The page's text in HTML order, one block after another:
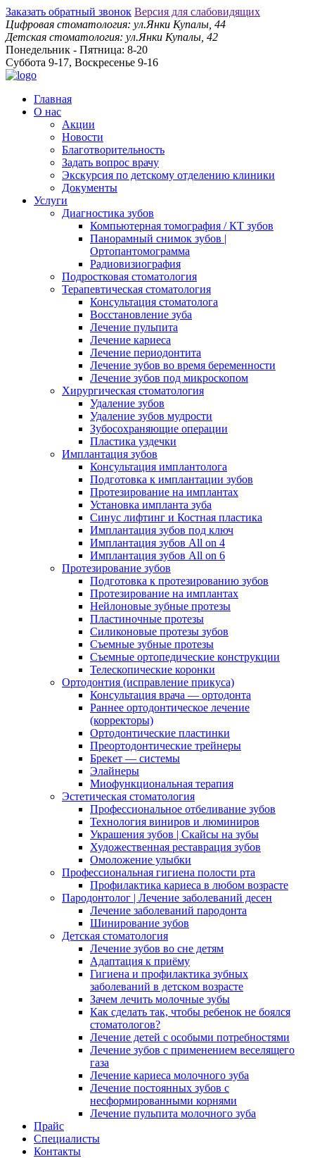
Заказать обратный звонок Версия для слабовидящих
Цифровая стоматология: ул.Янки Купалы, 44
Детская стоматология: ул.Янки Купалы, 42
Понедельник - Пятница: 8-20
Суббота 9-17, Воскресенье 9-16
Главная
О нас
Акции
Новости
Благотворительность
Задать вопрос врачу
Экскурсия по детскому отделению клиники
Документы
Услуги
Диагностика зубов
Компьютерная томография / КТ зубов
Панорамный снимок зубов |
Ортопантомограмма
Радиовизиография
Подростковая стоматология
Терапевтическая стоматология
Консультация стоматолога
Восстановление зуба
Лечение пульпита
Лечение кариеса
Лечение периодонтита
Лечение зубов во время беременности
Лечение зубов под микроскопом
Хирургическая стоматология
Удаление зубов
Удаление зубов мудрости
Зубосохраняющие операции
Пластика уздечки
Имплантация зубов
Консультация имплантолога
Подготовка к имплантации зубов
Протезирование на имплантах
Установка импланта зуба
Синус лифтинг и Костная пластика
Имплантация зубов под ключ
Имплантация зубов All on 4
Имплантация зубов All on 6
Протезирование зубов
Подготовка к протезированию зубов
Протезирование на имплантах
Нейлоновые зубные протезы
Пластиночные протезы
Силиконовые протезы зубов
Съемные зубные протезы
Съемные ортопедические конструкции
Телескопические коронки
Ортодонтия (исправление прикуса)
Консультация врача — ортодонта
Раннее ортодонтическое лечение
(корректоры)
Ортодонтические пластинки
Преортодонтические трейнеры
Брекет — системы
Элайнеры
Миофункциональная терапия
Эстетическая стоматология
Профессиональное отбеливание зубов
Технология виниров и люминиров
Украшения зубов | Скайсы на зубы
Художественная реставрация зубов
Омоложение улыбки
Профессиональная гигиена полости рта
Профилактика кариеса в любом возрасте
Пародонтолог | Лечение заболеваний десен
Лечение заболеваний пародонта
Шинирование зубов
Детская стоматология
Лечение зубов во сне детям
Адаптация к приёму
Гигиена и профилактика зубных
заболеваний в детском возрасте
Зачем лечить молочные зубы
Как сделать так, чтобы ребенок не боялся
стоматологов?
Лечение детей с особыми потребностями
Лечение зубов с применением веселящего
газа
Лечение кариеса молочного зуба
Лечение постоянных зубов с
несформированными корнями
Лечение пульпита молочного зуба
Прайс
Специалисты
Контакты